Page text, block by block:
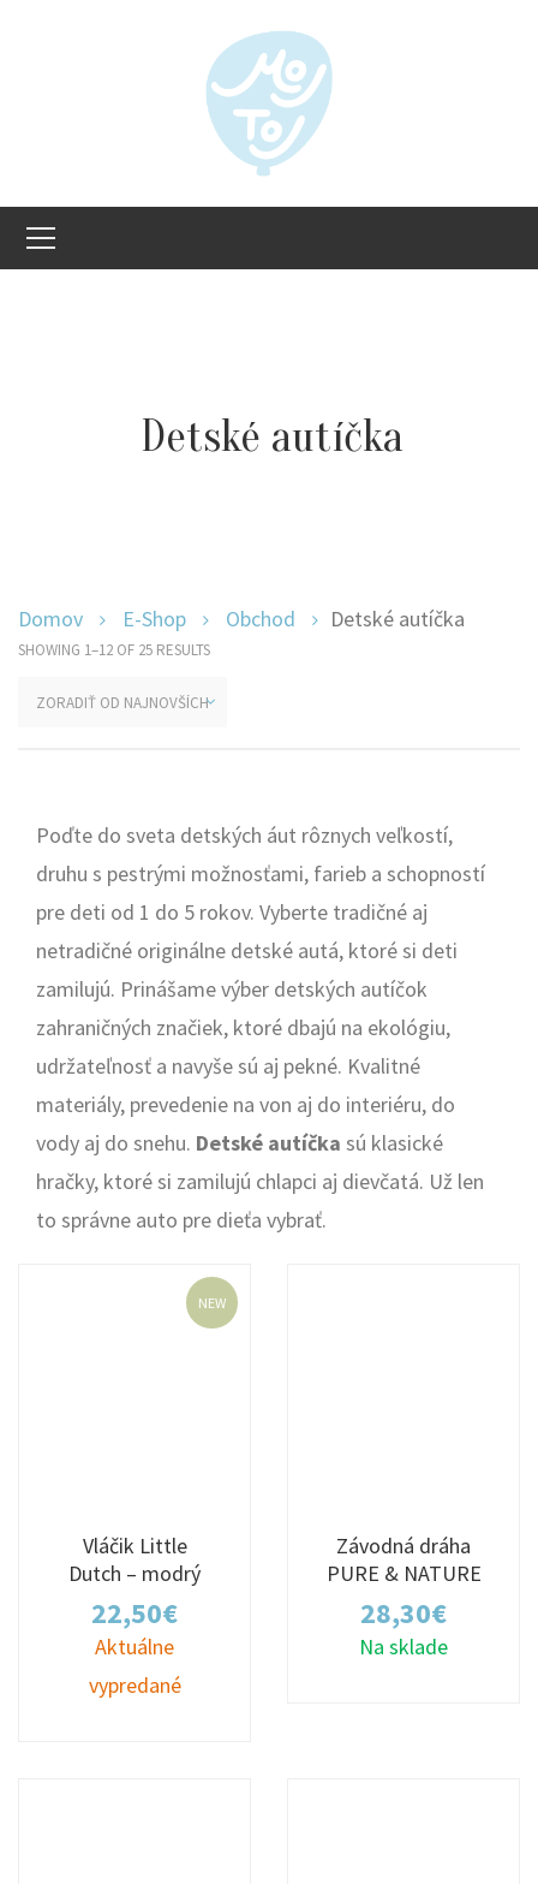
Detské autíčka
Domov E-Shop Obchod Detské autíčka
SHOWING 1–12 OF 25 RESULTS
Poďte do sveta detských áut rôznych veľkostí,
druhu s pestrými možnosťami, farieb a schopností
pre deti od 1 do 5 rokov. Vyberte tradičné aj
netradičné originálne detské autá, ktoré si deti
zamilujú. Prinášame výber detských autíčok
zahraničných značiek, ktoré dbajú na ekológiu,
udržateľnosť a navyše sú aj pekné. Kvalitné
materiály, prevedenie na von aj do interiéru, do
vody aj do snehu. Detské autíčka sú klasické
hračky, ktoré si zamilujú chlapci aj dievčatá. Už len
to správne auto pre dieťa vybrať.
NEW
Vláčik Little
Dutch – modrý
22,50€
Aktuálne
vypredané
Závodná dráha
PURE & NATURE
28,30€
Na sklade